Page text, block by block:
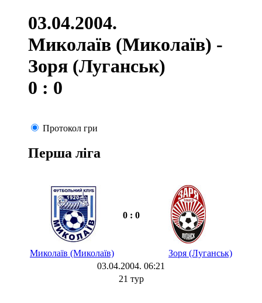
03.04.2004.
Миколаїв (Миколаїв) -
Зоря (Луганськ)
0 : 0
Протокол гри
Перша ліга
0 : 0
Миколаїв (Миколаїв)
Зоря (Луганськ)
03.04.2004. 06:21
21 тур